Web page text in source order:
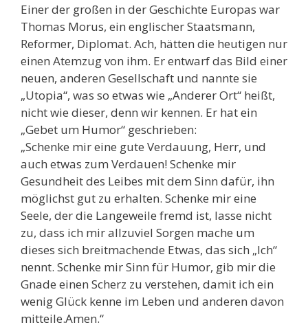
Einer der großen in der Geschichte Europas war
Thomas Morus, ein englischer Staatsmann,
Reformer, Diplomat. Ach, hätten die heutigen nur
einen Atemzug von ihm. Er entwarf das Bild einer
neuen, anderen Gesellschaft und nannte sie
„Utopia“, was so etwas wie „Anderer Ort“ heißt,
nicht wie dieser, denn wir kennen. Er hat ein
„Gebet um Humor“ geschrieben:
„Schenke mir eine gute Verdauung, Herr, und
auch etwas zum Verdauen! Schenke mir
Gesundheit des Leibes mit dem Sinn dafür, ihn
möglichst gut zu erhalten. Schenke mir eine
Seele, der die Langeweile fremd ist, lasse nicht
zu, dass ich mir allzuviel Sorgen mache um
dieses sich breitmachende Etwas, das sich „Ich“
nennt. Schenke mir Sinn für Humor, gib mir die
Gnade einen Scherz zu verstehen, damit ich ein
wenig Glück kenne im Leben und anderen davon
mitteile.Amen.“